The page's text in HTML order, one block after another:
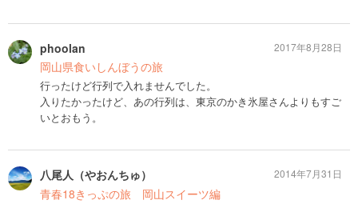
phoolan
岡山県食いしんぼうの旅
行ったけど行列で入れませんでした。
入りたかったけど、あの行列は、東京のかき氷屋さんよりもすご
いとおもう。
2017年8月28日
八尾人（やおんちゅ）
青春18きっぷの旅 岡山スイーツ編
2014年7月31日